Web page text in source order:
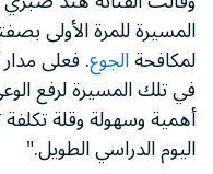
المسيرة للمرة الأولى
لمكافحةالجوع. فعلى
في تلك المسيرة لرفع
أهمية وسهولة وقلة
اليوم الدراسي الطويل."